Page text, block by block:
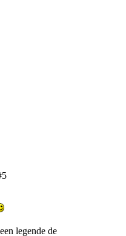
legende de